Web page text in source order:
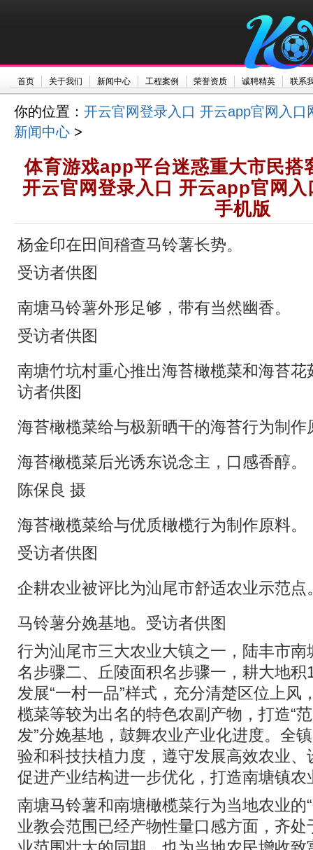
首页 关于我们 新闻中心 工程案例 荣誉资质 诚聘精英 联系
你的位置： 开云官网登录入口 开云app官网入口
新闻中心 >
体育游戏app平台迷惑重大市民搭
开云官网登录入口 开云app官网
手机版
杨金印在田间稽查马铃薯长势。
受访者供图
南塘马铃薯外形足够，带有当然幽香。
受访者供图
南塘竹坑村重心推出海苔橄榄菜和海苔
访者供图
海苔橄榄菜给与极新晒干的海苔行为制作
海苔橄榄菜后光诱东说念主，口感香醇。
陈保良 摄
海苔橄榄菜给与优质橄榄行为制作原料。
受访者供图
企耕农业被评比为汕尾市舒适农业示范点
马铃薯分娩基地。受访者供图
行为汕尾市三大农业大镇之一，陆丰市
名步骤二、丘陵面积名步骤一，耕大地
发展“一村一品”样式，充分清楚区位上风
榄菜等较为出名的特色农副产物，打造“
发”分娩基地，鼓舞农业产业化进度。全
验和科技扶植力度，遵守发展高效农业
促进产业结构进一步优化，打造南塘镇农
南塘马铃薯和南塘橄榄菜行为当地农业的
业教会范围已经产物性量口感方面，齐